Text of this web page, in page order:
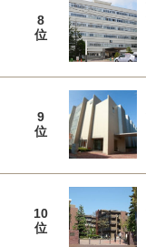
8
位
9
位
10
位